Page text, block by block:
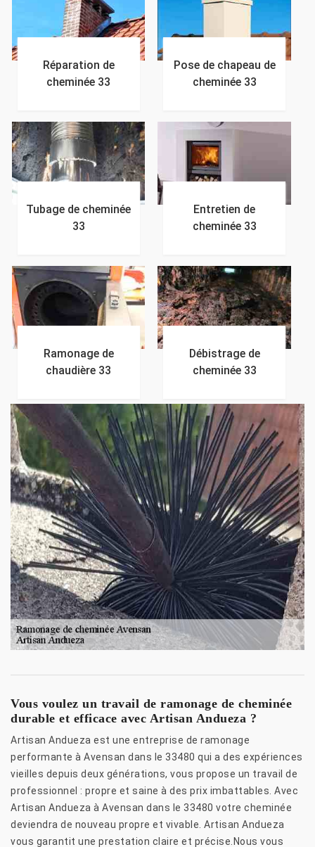
Réparation de
cheminée 33
Pose de chapeau de
cheminée 33
Tubage de cheminée
33
Entretien de
cheminée 33
Ramonage de
chaudière 33
Débistrage de
cheminée 33
Vous voulez un travail de ramonage de cheminée
durable et efficace avec Artisan Andueza ?
Artisan Andueza est une entreprise de ramonage
performante à Avensan dans le 33480 qui a des expériences
vieilles depuis deux générations, vous propose un travail de
professionnel : propre et saine à des prix imbattables. Avec
Artisan Andueza à Avensan dans le 33480 votre cheminée
deviendra de nouveau propre et vivable. Artisan Andueza
vous garantit une prestation claire et précise.Nous vous